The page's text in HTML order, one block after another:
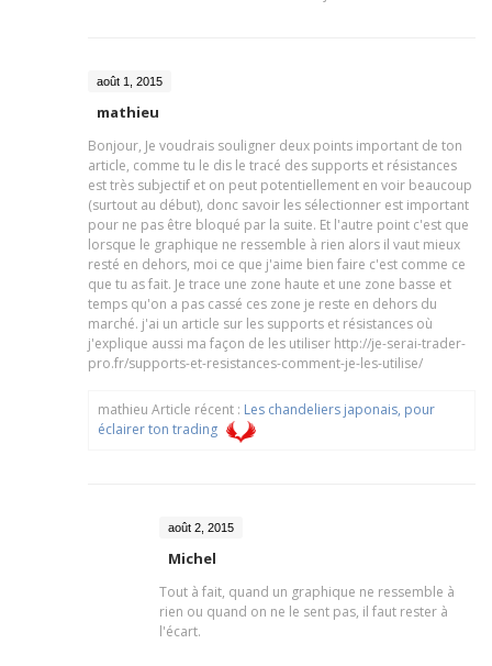
août 1, 2015
mathieu
Bonjour, Je voudrais souligner deux points important de ton
article, comme tu le dis le tracé des supports et résistances
est très subjectif et on peut potentiellement en voir beaucoup
(surtout au début), donc savoir les sélectionner est important
pour ne pas être bloqué par la suite. Et l'autre point c'est que
lorsque le graphique ne ressemble à rien alors il vaut mieux
resté en dehors, moi ce que j'aime bien faire c'est comme ce
que tu as fait. Je trace une zone haute et une zone basse et
temps qu'on a pas cassé ces zone je reste en dehors du
marché. j'ai un article sur les supports et résistances où
j'explique aussi ma façon de les utiliser http://je-serai-trader-
pro.fr/supports-et-resistances-comment-je-les-utilise/
mathieu Article récent : Les chandeliers japonais, pour
éclairer ton trading
août 2, 2015
Michel
Tout à fait, quand un graphique ne ressemble à
rien ou quand on ne le sent pas, il faut rester à
l'écart.